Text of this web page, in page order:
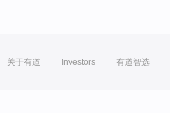
关于有道 Investors 有道智选